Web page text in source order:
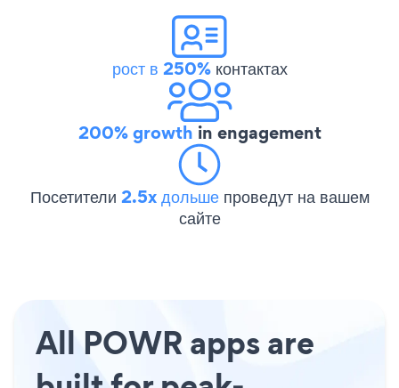
рост в 250%контактах
200% growth in engagement
Посетители 2.5x дольше проведут на вашем
сайте
All POWR apps are